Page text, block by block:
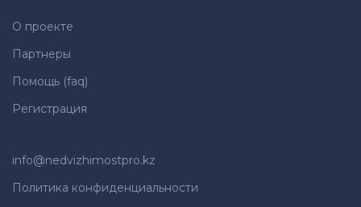
О проекте
Партнеры
Помощь (faq)
Регистрация
info@nedvizhimostpro.kz
Политика конфиденциальности